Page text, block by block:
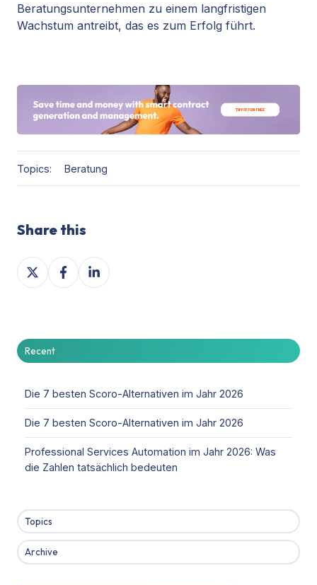
Beratungsunternehmen zu einem langfristigen
Wachstum antreibt, das es zum Erfolg führt.
Topics: Beratung
Share this
Share
on
Share
on
Share
on
Recent
Die 7 besten Scoro-Alternativen im Jahr 2026
Die 7 besten Scoro-Alternativen im Jahr 2026
Professional Services Automation im Jahr 2026: Was
die Zahlen tatsächlich bedeuten
Topics
Archive